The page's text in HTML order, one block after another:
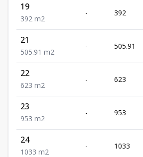
19
392 m2
- 392
21
505.91 m2
- 505.91
22
623 m2
- 623
23
953 m2
- 953
24
1033 m2
- 1033